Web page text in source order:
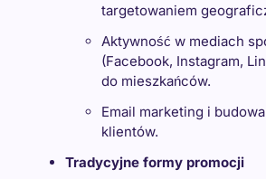
targetowaniem
Aktywność w mediach
(Facebook, Instagram,
do mieszkańców.
Email marketing i
klientów.
Tradycyjne formy promocji